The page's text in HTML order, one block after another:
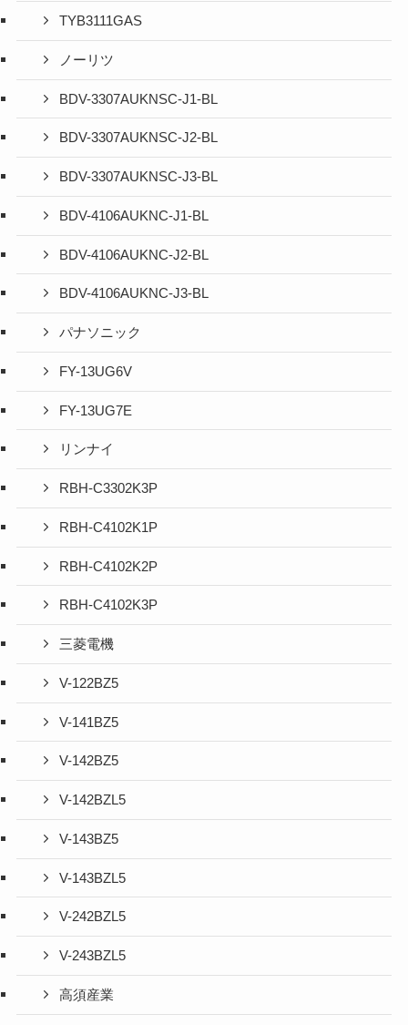
TYB3111GAS
ノーリツ
BDV-3307AUKNSC-J1-BL
BDV-3307AUKNSC-J2-BL
BDV-3307AUKNSC-J3-BL
BDV-4106AUKNC-J1-BL
BDV-4106AUKNC-J2-BL
BDV-4106AUKNC-J3-BL
パナソニック
FY-13UG6V
FY-13UG7E
リンナイ
RBH-C3302K3P
RBH-C4102K1P
RBH-C4102K2P
RBH-C4102K3P
三菱電機
V-122BZ5
V-141BZ5
V-142BZ5
V-142BZL5
V-143BZ5
V-143BZL5
V-242BZL5
V-243BZL5
高須産業